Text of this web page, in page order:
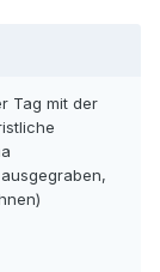
Tag mit der